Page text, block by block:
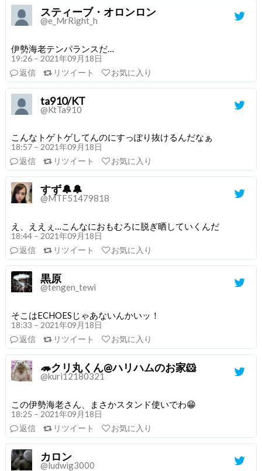
スティーブ・オロンロン
@e_MrRight_h
伊勢海老テンパランスだ…
19:26 – 2021年09月18日
返信
リツイート お気に入り
ta910/KT
@KtTa910
こんなトゲトゲしてんのにすっぽり抜けるんだなぁ
18:57 – 2021年09月18日
返信
リツイート お気に入り
すず🔔🔔
@MTF51479818
え、ええぇ…こんなにおもむろに脱ぎ晒していくんだ
18:44 – 2021年09月18日
返信
リツイート お気に入り
黒原
@tengen_tewi
そこはECHOESじゃあないんかいッ！
18:33 – 2021年09月18日
返信
リツイート お気に入り
🦔クリ丸くん@ハリハムのお家🐹
@kuri12180321
この伊勢海老さん、まさかスタンド使いでわ😁
18:25 – 2021年09月18日
返信
リツイート お気に入り
カロン
@ludwig3000